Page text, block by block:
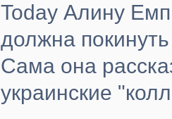
Today Алину
должна
Сама она
украинские